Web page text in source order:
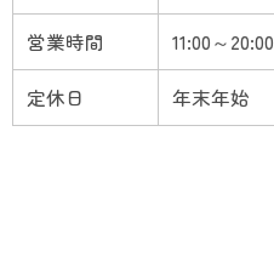
営業時間 11:00～20:00
定休日 年末年始